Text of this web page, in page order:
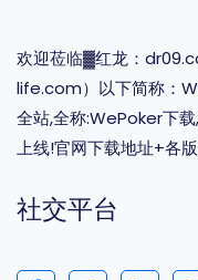
欢迎莅临▓红龙：
life.com）以下简称：
全站,全称:WePoker下
上线!官网下载地址+各
社交平台